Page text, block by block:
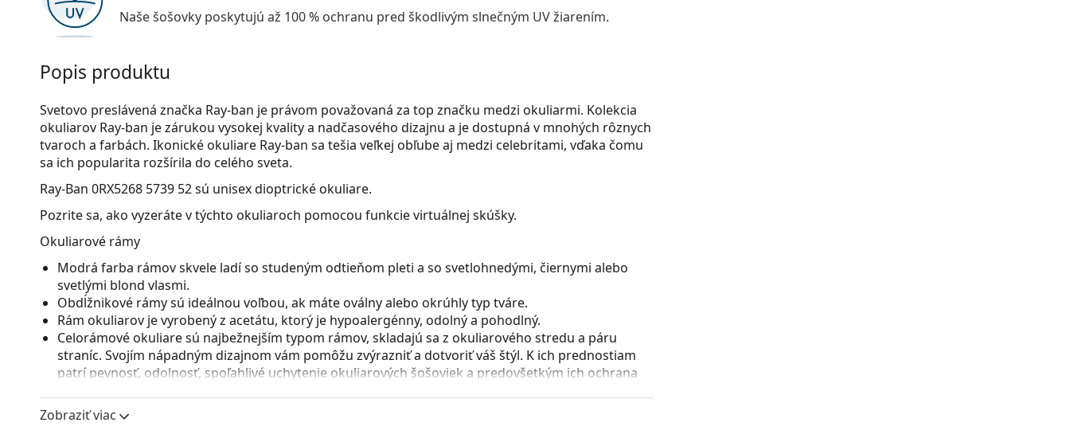
Naše šošovky poskytujú až 100 % ochranu pred škodlivým slnečným UV žiarením.
Popis produktu
Svetovo preslávená značka Ray-ban je právom považovaná za top značku medzi okuliarmi. Kolekcia
okuliarov Ray-ban je zárukou vysokej kvality a nadčasového dizajnu a je dostupná v mnohých rôznych
tvaroch a farbách. Ikonické okuliare Ray-ban sa tešia veľkej obľube aj medzi celebritami, vďaka čomu
sa ich popularita rozšírila do celého sveta.
Ray-Ban 0RX5268 5739 52sú unisex dioptrické okuliare.
Pozrite sa, ako vyzeráte v týchto okuliaroch pomocou funkcie virtuálnej skúšky.
Okuliarové rámy
Modrá farba rámov skvele ladí so studeným odtieňom pleti a so svetlohnedými, čiernymi alebo
svetlými blond vlasmi.
Obdĺžnikové rámy sú ideálnou voľbou, ak máte oválny alebo okrúhly typ tváre.
Rám okuliarov je vyrobený z acetátu, ktorý je hypoalergénny, odolný a pohodlný.
Celorámové okuliare sú najbežnejším typom rámov, skladajú sa z okuliarového stredu a páru
straníc. Svojím nápadným dizajnom vám pomôžu zvýrazniť a dotvoriť váš štýl. K ich prednostiam
patrí pevnosť, odolnosť, spoľahlivé uchytenie okuliarových šošoviek a predovšetkým ich ochrana
s vyššou optickou mohutnosťou.
Flexi pánt so zabudovanou pružinou dovoľuje roztvoriť stranice o viac ako 90° a umožňuje tak
Zobraziť viac